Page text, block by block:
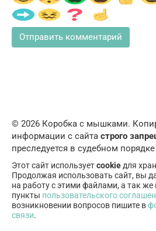
© 2026 Коробка с мышками.
информации с сайта строго
преследуется в судебном порядке
Этот сайт используетcookieдля
Продолжая использовать сайт, вы
на работу с этими файлами, а так же
пункты пользовательского
возникновении вопросов пишите в
связи.